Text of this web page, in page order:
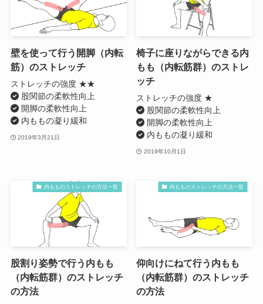
壁を使って行う開脚（内転
筋）のストレッチ
ストレッチの強度 ★★
股関節の柔軟性向上
開脚の柔軟性向上
内ももの凝り緩和
2019年3月21日
椅子に座りながらできる内
もも（内転筋群）のストレ
ッチ
ストレッチの強度 ★
股関節の柔軟性向上
開脚の柔軟性向上
内ももの凝り緩和
2019年10月1日
内もものストレッチの方法一覧
股割り姿勢で行う内もも
（内転筋群）のストレッチ
の方法
内もものストレッチの方法一覧
仰向けにねて行う内もも
（内転筋群）のストレッチ
の方法